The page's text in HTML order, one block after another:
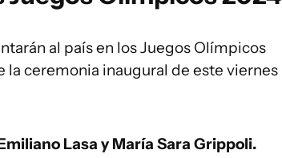
al país en los Juegos Olímpicos
la ceremonia inaugural de este viernes
Lasa y María Sara Grippoli.